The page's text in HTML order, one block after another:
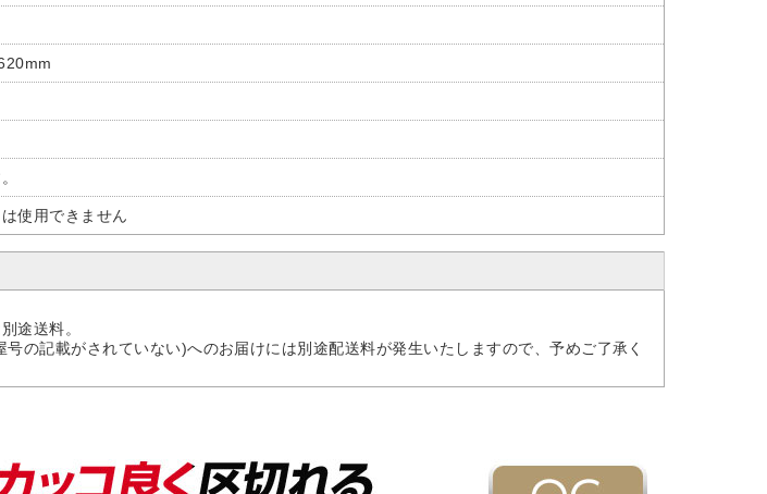
使用できません
途送料。
の記載がされていない)へのお届けには別途配送料が発生いたしますので、予めご了承く